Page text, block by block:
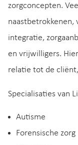
zorgconcepten.
naastbetrokkenen,
integratie,
en vrijwilligers.
relatie tot de
Specialisaties van
Autisme
Forensische zorg